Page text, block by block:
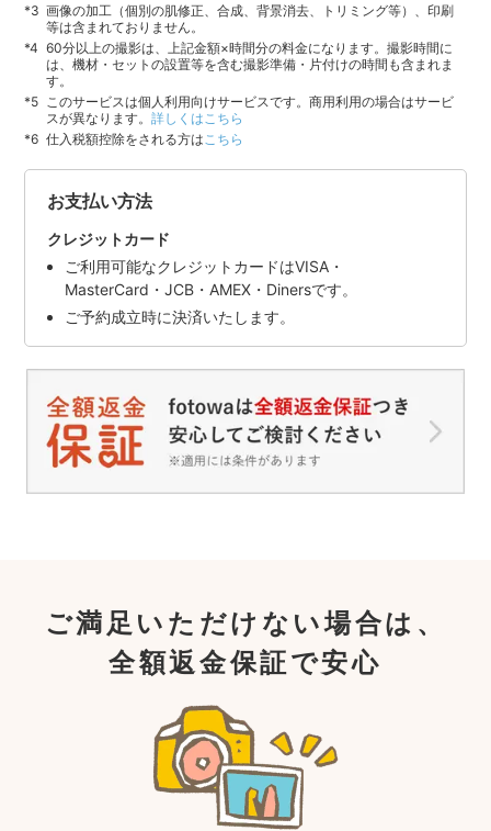
画像の加工（個別の肌修正、合成、背景消去、トリミング等）、印刷
等は含まれておりません。
60分以上の撮影は、上記金額×時間分の料金になります。撮影時間に
は、機材・セットの設置等を含む撮影準備・片付けの時間も含まれま
す。
このサービスは個人利用向けサービスです。商用利用の場合はサービ
スが異なります。詳しくはこちら
仕入税額控除をされる方はこちら
お支払い方法
クレジットカード
ご利用可能なクレジットカードはVISA・
MasterCard・JCB・AMEX・Dinersです。
ご予約成立時に決済いたします。
ご満足いただけない場合は、
全額返金保証で安心